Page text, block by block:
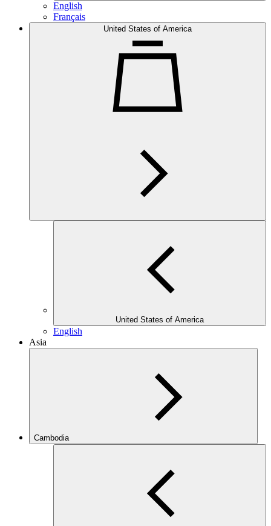
English
Français
United States of America
United States of America
English
Asia
Cambodia